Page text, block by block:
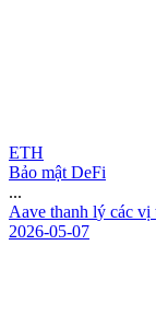
ETH
Bảo mật DeFi
...
Aave thanh lý các vị
2026-05-07